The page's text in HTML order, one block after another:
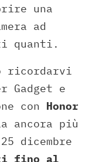
una
ad
quanti.
ricordarvi
Gadget e
con Honor
ancora più
dicembre
fino al